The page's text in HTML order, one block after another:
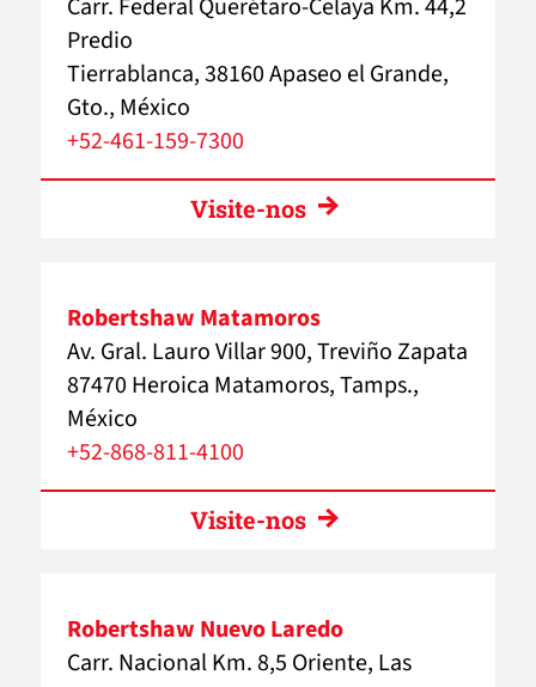
Predio
Tierrablanca, 38160 Apaseo el Grande,
Gto., México
+52-461-159-7300
Visite-nos
Robertshaw Matamoros
Av. Gral. Lauro Villar 900, Treviño Zapata
87470 Heroica Matamoros, Tamps.,
México
+52-868-811-4100
Visite-nos
Robertshaw Nuevo Laredo
Carr. Nacional Km. 8,5 Oriente, Las